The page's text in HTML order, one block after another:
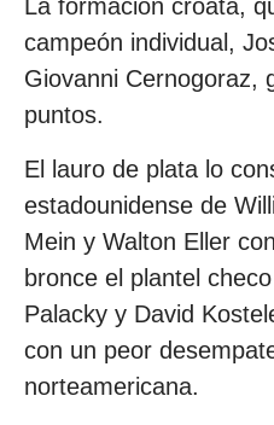
La formación croata,
campeón individual,
Giovanni Cernogoraz,
puntos.
El lauro de plata lo
estadounidense de
Mein y Walton Eller
bronce el plantel
Palacky y David
con un peor
norteamericana.